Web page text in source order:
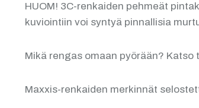
HUOM! 3C-renkaiden pehmeät
kuviointiin voi syntyä pinnallisia
Mikä rengas omaan pyörään?
Maxxis-renkaiden merkinnät